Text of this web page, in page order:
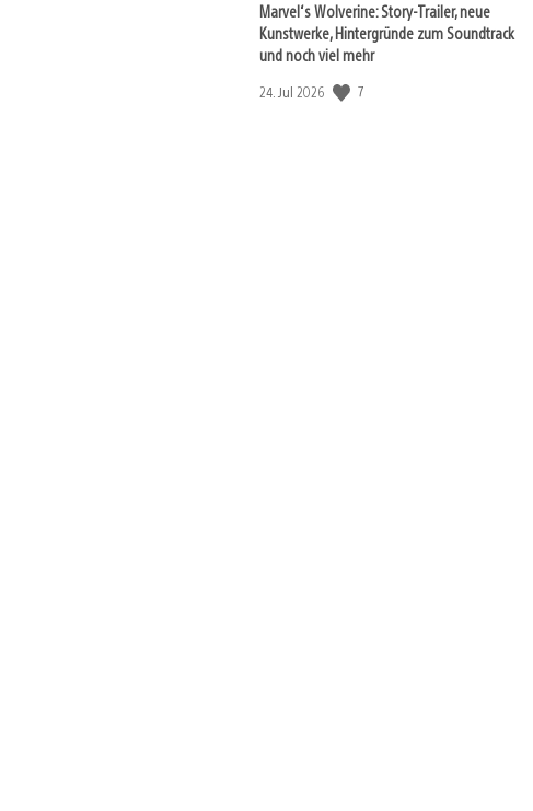
Marvel‘s Wolverine: Story-Trailer, neue
Kunstwerke, Hintergründe zum Soundtrack
und noch viel mehr
Veröffentlichungsdatum:
24. Jul 2026 7